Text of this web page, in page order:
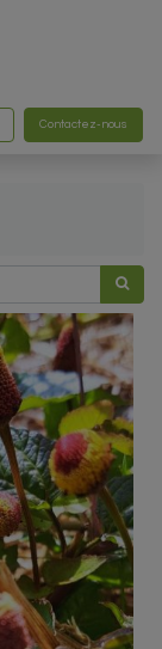
Contactez-nous